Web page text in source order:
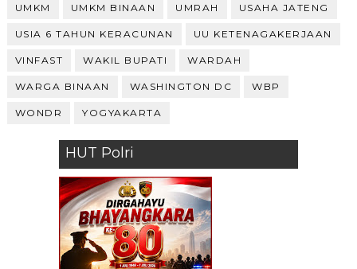
UMKM UMKM BINAAN UMRAH USAHA JATENG
USIA 6 TAHUN KERACUNAN UU KETENAGAKERJAAN
VINFAST WAKIL BUPATI WARDAH
WARGA BINAAN WASHINGTON DC WBP
WONDR YOGYAKARTA
HUT Polri